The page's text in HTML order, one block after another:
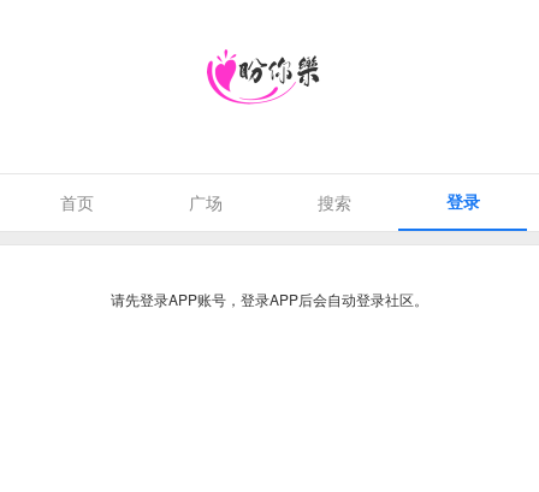
首页 广场 搜索 登录
请先登录APP账号，登录APP后会自动登录社区。